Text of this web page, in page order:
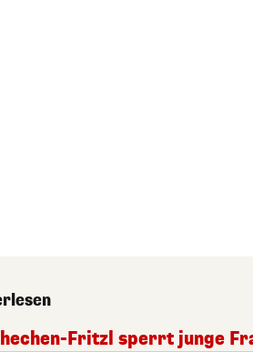
Fritzl sperrt junge